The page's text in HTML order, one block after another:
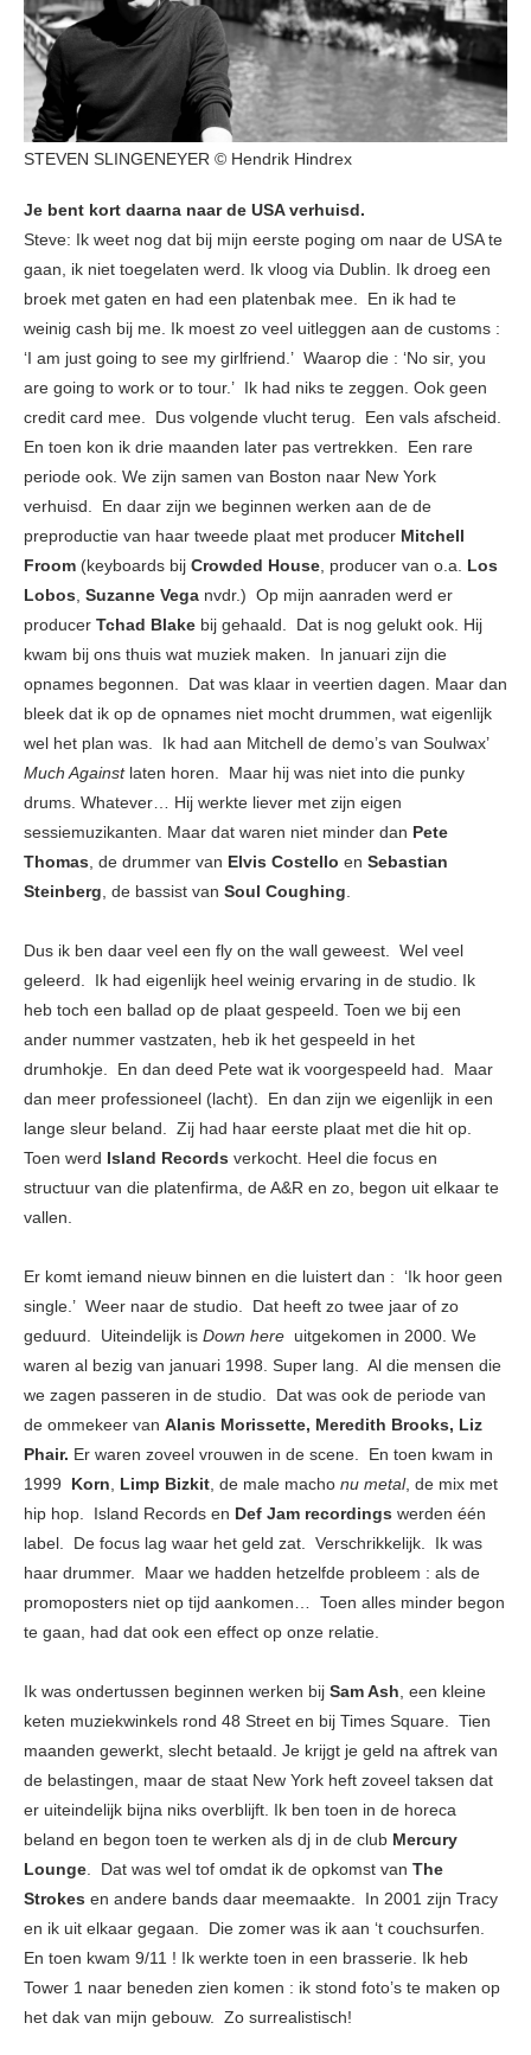
STEVEN SLINGENEYER © Hendrik Hindrex
Je bent kort daarna naar de USA verhuisd.
Steve: Ik weet nog dat bij mijn eerste poging om naar de USA te
gaan, ik niet toegelaten werd. Ik vloog via Dublin. Ik droeg een
broek met gaten en had een platenbak mee. En ik had te
weinig cash bij me. Ik moest zo veel uitleggen aan de customs :
‘I am just going to see my girlfriend.’ Waarop die : ‘No sir, you
are going to work or to tour.’ Ik had niks te zeggen. Ook geen
credit card mee. Dus volgende vlucht terug. Een vals afscheid.
En toen kon ik drie maanden later pas vertrekken. Een rare
periode ook. We zijn samen van Boston naar New York
verhuisd. En daar zijn we beginnen werken aan de de
preproductie van haar tweede plaat met producer Mitchell
Froom (keyboards bij Crowded House, producer van o.a. Los
Lobos, Suzanne Vega nvdr.) Op mijn aanraden werd er
producer Tchad Blake bij gehaald. Dat is nog gelukt ook. Hij
kwam bij ons thuis wat muziek maken. In januari zijn die
opnames begonnen. Dat was klaar in veertien dagen. Maar dan
bleek dat ik op de opnames niet mocht drummen, wat eigenlijk
wel het plan was. Ik had aan Mitchell de demo’s van Soulwax’
Much Against laten horen. Maar hij was niet into die punky
drums. Whatever… Hij werkte liever met zijn eigen
sessiemuzikanten. Maar dat waren niet minder dan Pete
Thomas, de drummer van Elvis Costello en Sebastian
Steinberg, de bassist van Soul Coughing.
Dus ik ben daar veel een fly on the wall geweest. Wel veel
geleerd. Ik had eigenlijk heel weinig ervaring in de studio. Ik
heb toch een ballad op de plaat gespeeld. Toen we bij een
ander nummer vastzaten, heb ik het gespeeld in het
drumhokje. En dan deed Pete wat ik voorgespeeld had. Maar
dan meer professioneel (lacht). En dan zijn we eigenlijk in een
lange sleur beland. Zij had haar eerste plaat met die hit op.
Toen werd Island Records verkocht. Heel die focus en
structuur van die platenfirma, de A&R en zo, begon uit elkaar te
vallen.
Er komt iemand nieuw binnen en die luistert dan : ‘Ik hoor geen
single.’ Weer naar de studio. Dat heeft zo twee jaar of zo
geduurd. Uiteindelijk is Down here uitgekomen in 2000. We
waren al bezig van januari 1998. Super lang. Al die mensen die
we zagen passeren in de studio. Dat was ook de periode van
de ommekeer van Alanis Morissette, Meredith Brooks, Liz
Phair. Er waren zoveel vrouwen in de scene. En toen kwam in
1999 Korn, Limp Bizkit, de male macho nu metal, de mix met
hip hop. Island Records en Def Jam recordings werden één
label. De focus lag waar het geld zat. Verschrikkelijk. Ik was
haar drummer. Maar we hadden hetzelfde probleem : als de
promoposters niet op tijd aankomen… Toen alles minder begon
te gaan, had dat ook een effect op onze relatie.
Ik was ondertussen beginnen werken bij Sam Ash, een kleine
keten muziekwinkels rond 48 Street en bij Times Square. Tien
maanden gewerkt, slecht betaald. Je krijgt je geld na aftrek van
de belastingen, maar de staat New York heft zoveel taksen dat
er uiteindelijk bijna niks overblijft. Ik ben toen in de horeca
beland en begon toen te werken als dj in de club Mercury
Lounge. Dat was wel tof omdat ik de opkomst van The
Strokes en andere bands daar meemaakte. In 2001 zijn Tracy
en ik uit elkaar gegaan. Die zomer was ik aan ‘t couchsurfen.
En toen kwam 9/11 ! Ik werkte toen in een brasserie. Ik heb
Tower 1 naar beneden zien komen : ik stond foto’s te maken op
het dak van mijn gebouw. Zo surrealistisch!